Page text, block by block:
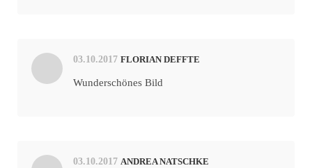
03.10.2017 FLORIAN DEFFTE
Wunderschönes Bild
03.10.2017 ANDREA NATSCHKE